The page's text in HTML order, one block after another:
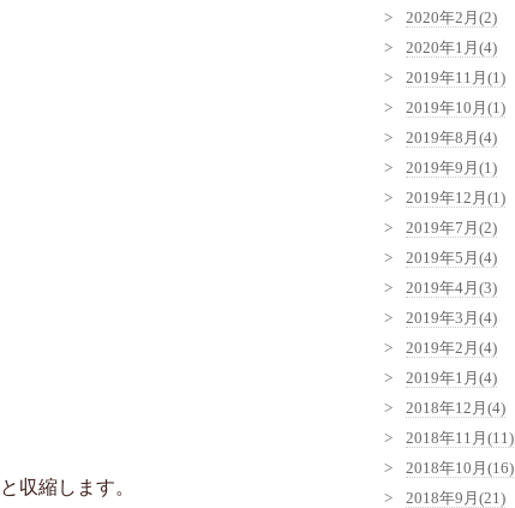
収縮します。
2020年2月(2)
2020年1月(4)
2019年11月(1)
2019年10月(1)
2019年8月(4)
2019年9月(1)
2019年12月(1)
2019年7月(2)
2019年5月(4)
2019年4月(3)
2019年3月(4)
2019年2月(4)
2019年1月(4)
2018年12月(4)
2018年11月(11)
2018年10月(16)
2018年9月(21)